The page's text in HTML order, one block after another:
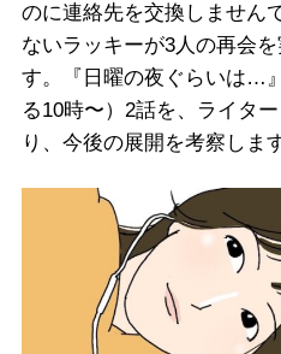
のに連絡先を交換しません
ないラッキーが3人の再会
す。『日曜の夜ぐらいは…
る10時〜）2話を、ライタ
り、今後の展開を考察します